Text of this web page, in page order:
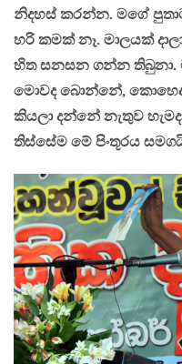
නිදහස් කරන්න. මගේ
හරි කමක් නෑ. මාලයක්
හිත සනසන ගන්න තිබුනා.
මොවද බොන්නේ,
කියලා දන්නේ නැතුව
තිස්සේම මේ පිංතූරය